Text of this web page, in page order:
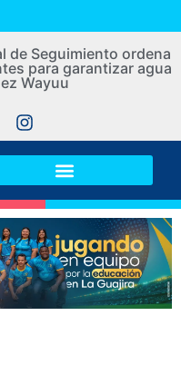
de Seguimiento ordena
para garantizar agua
Wayuu